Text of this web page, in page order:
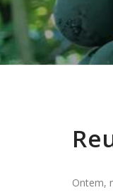
Ontem,